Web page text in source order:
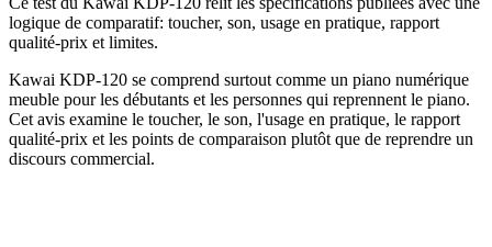
logique de comparatif: toucher, son, usage en pratique, rapport
qualité-prix et limites.
Kawai KDP-120 se comprend surtout comme un piano numérique
meuble pour les débutants et les personnes qui reprennent le piano.
Cet avis examine le toucher, le son, l'usage en pratique, le rapport
qualité-prix et les points de comparaison plutôt que de reprendre un
discours commercial.